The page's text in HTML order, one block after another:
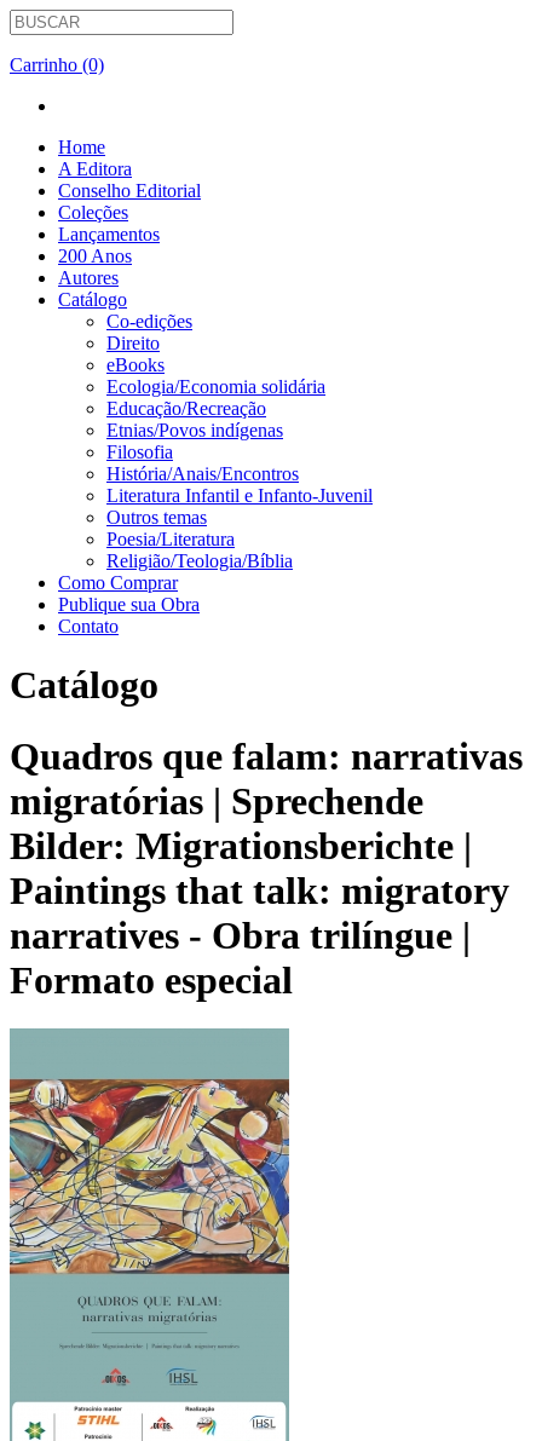
Carrinho (0)
Home
A Editora
Conselho Editorial
Coleções
Lançamentos
200 Anos
Autores
Catálogo
Co-edições
Direito
eBooks
Ecologia/Economia solidária
Educação/Recreação
Etnias/Povos indígenas
Filosofia
História/Anais/Encontros
Literatura Infantil e Infanto-Juvenil
Outros temas
Poesia/Literatura
Religião/Teologia/Bíblia
Como Comprar
Publique sua Obra
Contato
Catálogo
Quadros que falam: narrativas
migratórias | Sprechende
Bilder: Migrationsberichte |
Paintings that talk: migratory
narratives - Obra trilíngue |
Formato especial